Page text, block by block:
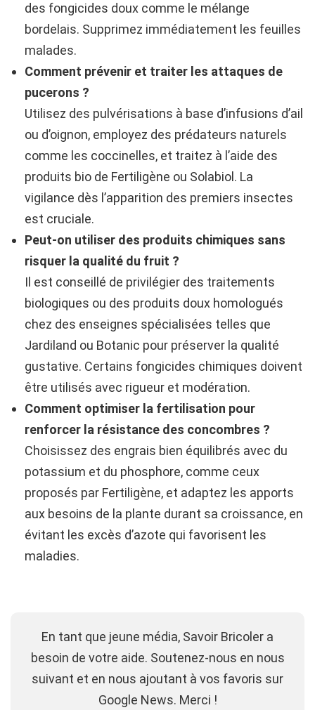
des fongicides doux comme le mélange
bordelais. Supprimez immédiatement les feuilles
malades.
Comment prévenir et traiter les attaques de
pucerons ?
Utilisez des pulvérisations à base d’infusions d’ail
ou d’oignon, employez des prédateurs naturels
comme les coccinelles, et traitez à l’aide des
produits bio de Fertiligène ou Solabiol. La
vigilance dès l’apparition des premiers insectes
est cruciale.
Peut-on utiliser des produits chimiques sans
risquer la qualité du fruit ?
Il est conseillé de privilégier des traitements
biologiques ou des produits doux homologués
chez des enseignes spécialisées telles que
Jardiland ou Botanic pour préserver la qualité
gustative. Certains fongicides chimiques doivent
être utilisés avec rigueur et modération.
Comment optimiser la fertilisation pour
renforcer la résistance des concombres ?
Choisissez des engrais bien équilibrés avec du
potassium et du phosphore, comme ceux
proposés par Fertiligène, et adaptez les apports
aux besoins de la plante durant sa croissance, en
évitant les excès d’azote qui favorisent les
maladies.
En tant que jeune média, Savoir Bricoler a
besoin de votre aide. Soutenez-nous en nous
suivant et en nous ajoutant à vos favoris sur
Google News. Merci !